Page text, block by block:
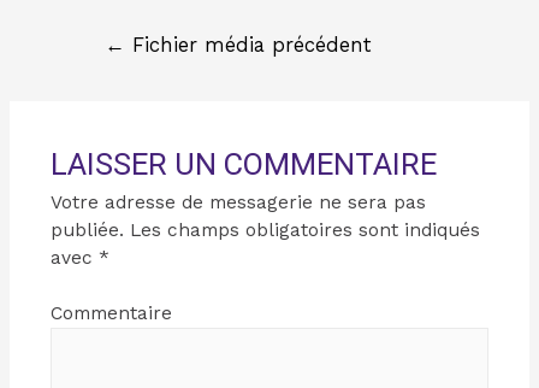
← Fichier média précédent
LAISSER UN COMMENTAIRE
Votre adresse de messagerie ne sera pas
publiée. Les champs obligatoires sont indiqués
avec *
Commentaire